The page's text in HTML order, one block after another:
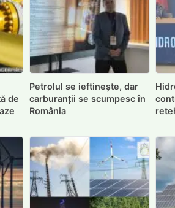
de
Petrolul se ieftinește, dar
carburanții se scumpesc în
România